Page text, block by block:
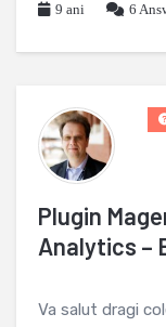
9 ani
6
Plugin
Analytics –
Va salut dragi